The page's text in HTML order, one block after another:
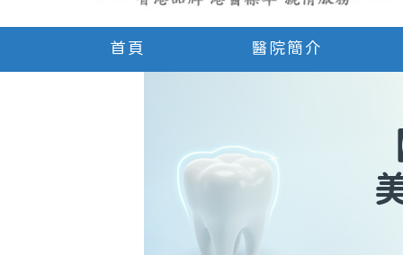
首頁 醫院簡介